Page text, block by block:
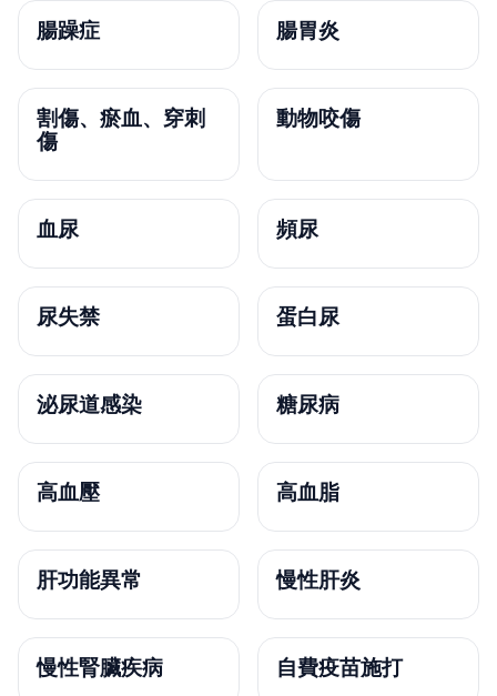
腸躁症 腸胃炎
割傷、瘀血、穿刺
傷
動物咬傷
血尿 頻尿
尿失禁 蛋白尿
泌尿道感染 糖尿病
高血壓 高血脂
肝功能異常 慢性肝炎
慢性腎臟疾病 自費疫苗施打